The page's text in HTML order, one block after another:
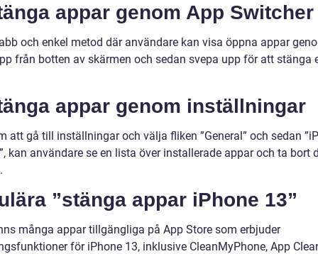
appar genom App Switcher
och enkel metod där användare kan visa öppna appar
från botten av skärmen och sedan svepa upp för att stänga
appar genom inställningar
att gå till inställningar och välja fliken ”General” och sedan
kan användare se en lista över installerade appar och ta bort
”stänga appar iPhone 13”
många appar tillgängliga på App Store som erbjuder
för iPhone 13, inklusive CleanMyPhone, App